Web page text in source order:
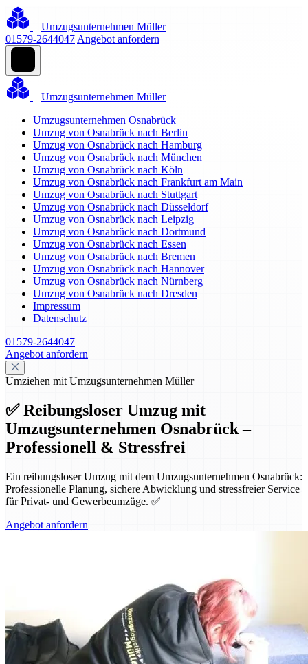
Umzugsunternehmen Müller
01579-2644047 Angebot anfordern
Umzugsunternehmen Müller
Umzugsunternehmen Osnabrück
Umzug von Osnabrück nach Berlin
Umzug von Osnabrück nach Hamburg
Umzug von Osnabrück nach München
Umzug von Osnabrück nach Köln
Umzug von Osnabrück nach Frankfurt am Main
Umzug von Osnabrück nach Stuttgart
Umzug von Osnabrück nach Düsseldorf
Umzug von Osnabrück nach Leipzig
Umzug von Osnabrück nach Dortmund
Umzug von Osnabrück nach Essen
Umzug von Osnabrück nach Bremen
Umzug von Osnabrück nach Hannover
Umzug von Osnabrück nach Nürnberg
Umzug von Osnabrück nach Dresden
Impressum
Datenschutz
01579-2644047
Angebot anfordern
Umziehen mit Umzugsunternehmen Müller
✅ Reibungsloser Umzug mit
Umzugsunternehmen Osnabrück –
Professionell & Stressfrei
Ein reibungsloser Umzug mit dem Umzugsunternehmen Osnabrück:
Professionelle Planung, sichere Abwicklung und stressfreier Service
für Privat- und Gewerbeumzüge. ✅
Angebot anfordern